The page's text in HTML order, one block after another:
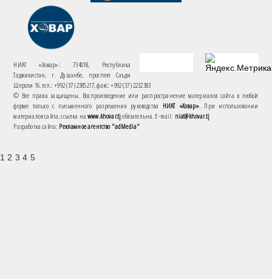
НИАТ «Ховар»: 734018, Республика
Таджикистан, г. Душанбе, проспект Саъди
Шерози 16. тел.: +992 (37) 2385217, факс: +992 (37) 2232383
© Все права защищены. Воспроизведение или распространение материалов сайта в любой
форме только с письменного разрешения руководства НИАТ «Ховар». При использовании
материалов сайта, ссылка наwww.khovar.tjобязательна. E-mail: niat@khovar.tj
Разработка сайта: Рекламное агентство "adMedia"
1 2 3 4 5